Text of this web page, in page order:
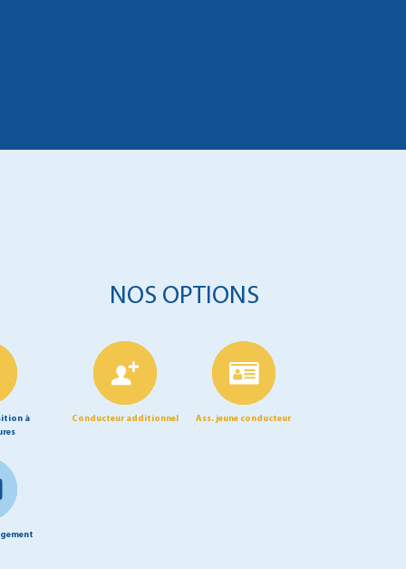
à
NOS OPTIONS
Conducteur additionnel Ass. jeune conducteur